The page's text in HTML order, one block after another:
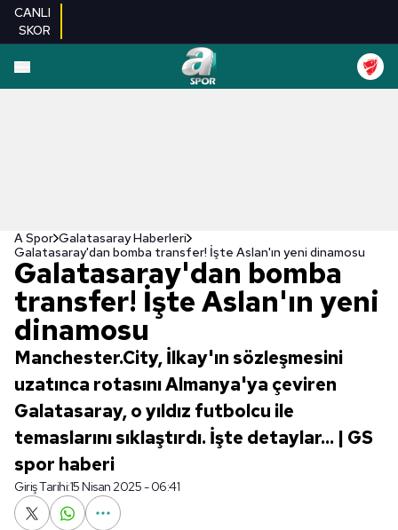
CANLI
SKOR
A Spor Galatasaray Haberleri
Galatasaray'dan bomba transfer! İşte Aslan'ın yeni dinamosu
Galatasaray'dan bomba
transfer! İşte Aslan'ın yeni
dinamosu
Manchester.City, İlkay'ın sözleşmesini
uzatınca rotasını Almanya'ya çeviren
Galatasaray, o yıldız futbolcu ile
temaslarını sıklaştırdı. İşte detaylar... | GS
spor haberi
Giriş Tarihi:15 Nisan 2025 - 06:41